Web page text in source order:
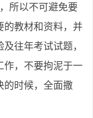
所以不可避免要
的教材和资料，并
往年考试试题，
作，不要拘泥于一
的时候，全面撒